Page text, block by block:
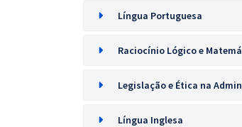
Língua Portuguesa
Raciocínio Lógico e
Legislação e Ética na
Língua Inglesa